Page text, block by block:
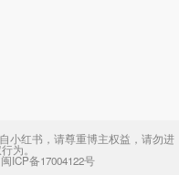
小红书，请尊重博主权益，请勿进
为。
闽ICP备17004122号